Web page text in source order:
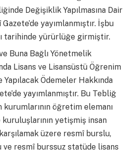
Değişiklik Yapılmasına Dair
yayımlanmıştır. İşbu
tarihinde yürürlüğe girmiştir.
Buna Bağlı Yönetmelik
Lisans ve Lisansüstü Öğrenim
Ödemeler Hakkında
yayımlanmıştır. Bu Tebliğ
öğretim elemanı
yetişmiş insan
karşılamak üzere resmî burslu,
ve resmî burssuz statüde lisans